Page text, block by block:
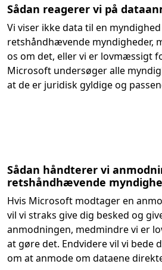
Sådan reagerer vi på
Vi viser ikke data til en
retshåndhævende myndigheder,
os om det, eller vi er lovmæssigt
Microsoft undersøger alle
at de er juridisk gyldige og
Sådan håndterer vi
retshåndhævende
Hvis Microsoft modtager en
vil vi straks give dig besked og
anmodningen, medmindre vi er
at gøre det. Endvidere vil vi bede
om at anmode om dataene